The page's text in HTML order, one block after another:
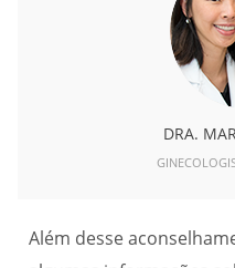
DRA.
Além desse